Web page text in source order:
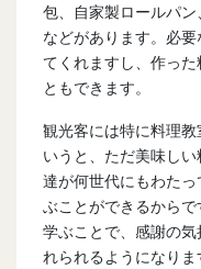
包、自家製ロールパ
などがあります。必
てくれますし、作っ
ともできます。
観光客には特に料理
いうと、ただ美味し
達が何世代にもわた
ぶことができるから
学ぶことで、感謝の
れられるようになりま